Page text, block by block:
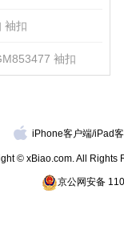
袖扣
袖扣
iPhone客户端/iPad
© xBiao.com. All Rights
京公网安备